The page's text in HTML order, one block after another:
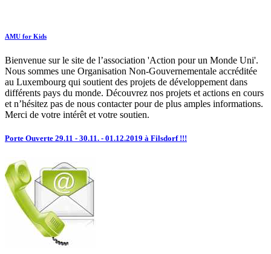
AMU for Kids
Bienvenue sur le site de l’association 'Action pour un Monde Uni'.
Nous sommes une Organisation Non-Gouvernementale accréditée
au Luxembourg qui soutient des projets de développement dans
différents pays du monde. Découvrez nos projets et actions en cours
et n’hésitez pas de nous contacter pour de plus amples informations.
Merci de votre intérêt et votre soutien.
Porte Ouverte 29.11 - 30.11. - 01.12.2019 à Filsdorf !!!